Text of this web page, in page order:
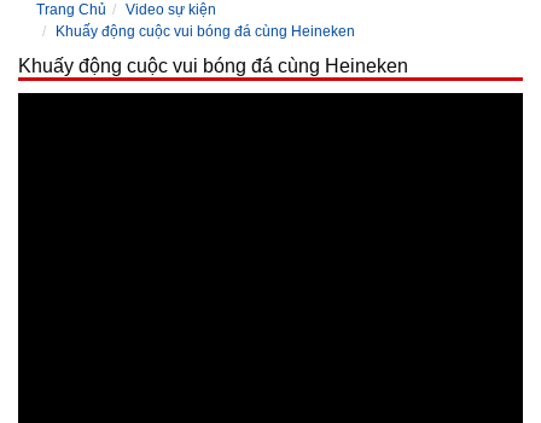
Trang Chủ
Video sự kiện
Khuấy động cuộc vui bóng đá cùng Heineken
Khuấy động cuộc vui bóng đá cùng Heineken